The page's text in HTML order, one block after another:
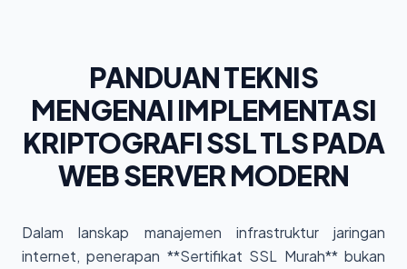
PANDUAN TEKNIS
MENGENAI IMPLEMENTASI
KRIPTOGRAFI SSL TLS PADA
WEB SERVER MODERN
Dalam lanskap manajemen infrastruktur jaringan
internet, penerapan **Sertifikat SSL Murah** bukan